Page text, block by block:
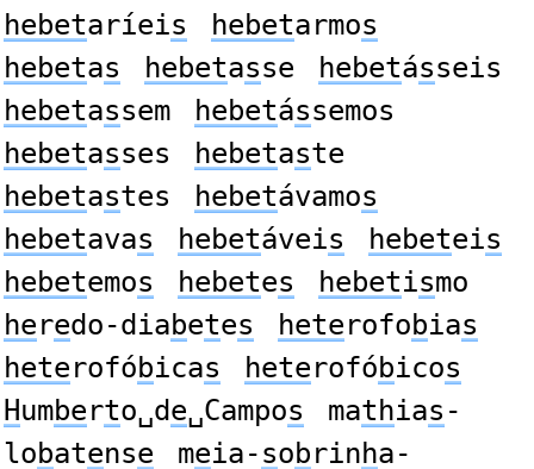
hebetaríeis hebetarmos
hebetas hebetasse hebetásseis
hebetassem hebetássemos
hebetasses hebetaste
hebetastes hebetávamos
hebetavas hebetáveis hebeteis
hebetemos hebetes hebetismo
heredo-diabetes heterofobias
heterofóbicas heterofóbicos
Humberto␣de␣Campos mathias -
lobatense meia-sobrinha-